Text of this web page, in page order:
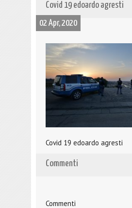
Covid 19 edoardo agresti
02 Apr, 2020
Covid 19 edoardo agresti
Commenti
Commenti